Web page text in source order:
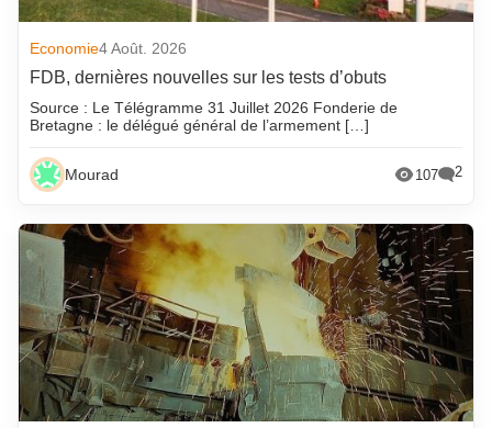
Economie4 Août. 2026
FDB, dernières nouvelles sur les tests d’obuts
Source : Le Télégramme 31 Juillet 2026 Fonderie de
Bretagne : le délégué général de l’armement […]
Mourad 107 2